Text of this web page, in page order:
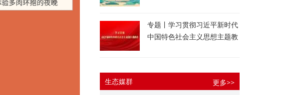
专题丨学习贯彻习近平新时代
中国特色社会主义思想主题教
生态媒群 更多>>